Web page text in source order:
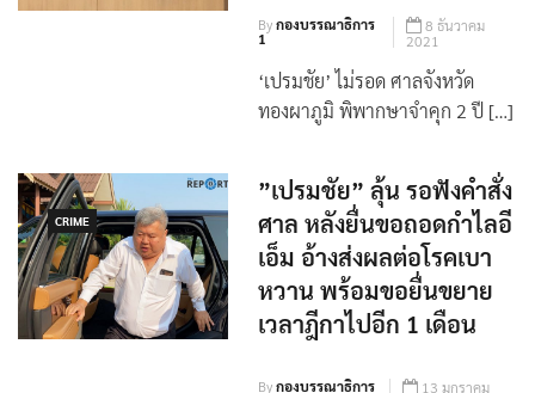
แต่เป็นปัญหากฎหมาย
By กองบรรณาธิการ
1
8 ธันวาคม
2021
‘เปรมชัย’ ไม่รอด ศาลจังหวัด
CRIME
”เปรมชัย” ลุ้น รอฟังคำสั่ง
ศาล หลังยื่นขอถอดกำไลอี
เอ็ม อ้างส่งผลต่อโรคเบา
หวาน พร้อมขอยื่นขยาย
เวลาฎีกาไปอีก 1 เดือน